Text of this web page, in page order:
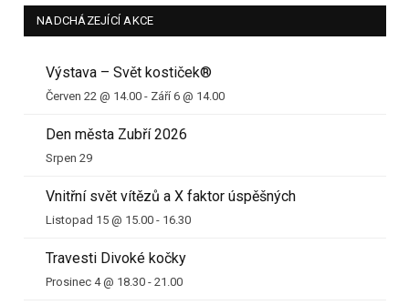
NADCHÁZEJÍCÍ AKCE
Výstava – Svět kostiček®
Červen 22 @ 14.00 - Září 6 @ 14.00
Den města Zubří 2026
Srpen 29
Vnitřní svět vítězů a X faktor úspěšných
Listopad 15 @ 15.00 - 16.30
Travesti Divoké kočky
Prosinec 4 @ 18.30 - 21.00